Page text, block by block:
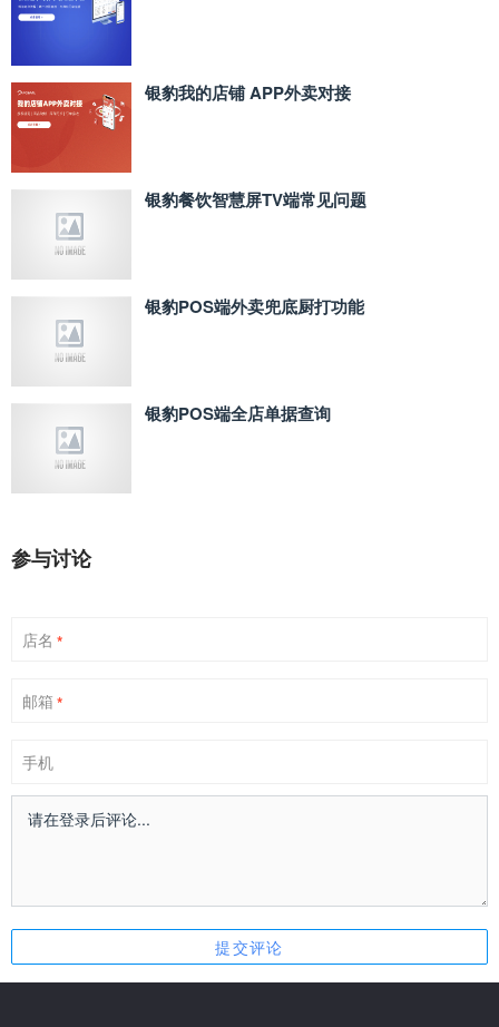
银豹我的店铺 APP外卖对接
银豹餐饮智慧屏TV端常见问题
银豹POS端外卖兜底厨打功能
银豹POS端全店单据查询
参与讨论
店名 *
邮箱 *
手机